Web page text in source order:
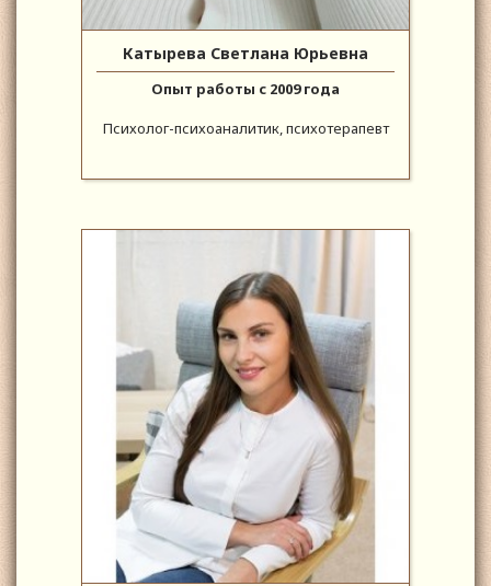
Катырева Светлана Юрьевна
Опыт работы с 2009 года
Психолог-психоаналитик, психотерапевт